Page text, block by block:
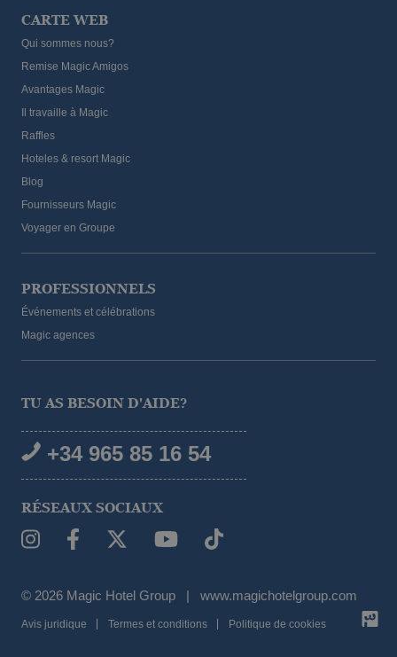
DEMANDE DE DISPONIBILITÉ
CARTE WEB
Qui sommes nous?
Remise Magic Amigos
Avantages Magic
Il travaille à Magic
Raffles
Hoteles & resort Magic
Blog
Fournisseurs Magic
Voyager en Groupe
PROFESSIONNELS
Événements et célébrations
Magic agences
TU AS BESOIN D'AIDE?
+34 965 85 16 54
RÉSEAUX SOCIAUX
© 2026 Magic Hotel Group | www.magichotelgroup.com
Avis juridique Termes et conditions Politique de cookies